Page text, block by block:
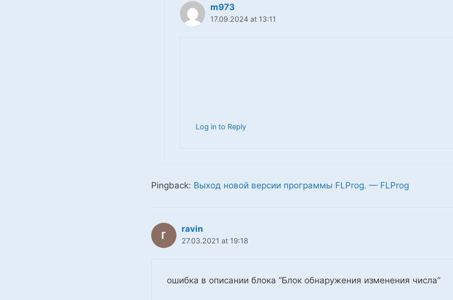
m973
17.09.2024 at 13:11
Log in to Reply
Pingback: Выход новой версии программы FLProg. — FLProg
ravin
27.03.2021 at 19:18
ошибка в описании блока “Блок обнаружения изменения числа”